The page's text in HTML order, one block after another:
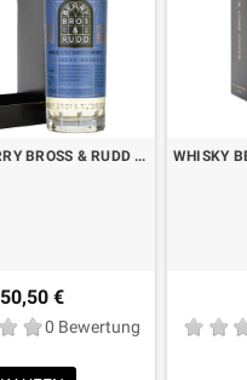
WHISKY BERRY BROSS & RUDD ISLAY SINGLE MALT CL.70 MIT BOX
50,50 €
0 Bewertung